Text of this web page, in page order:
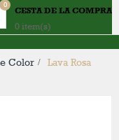
CESTA DE LA COMPRA
0 item(s)
0
Color > Lava Rosa